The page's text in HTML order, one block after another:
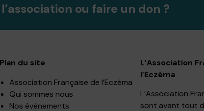
ou faire un don ?
Plan du site
Association Française de l’Eczéma
Qui sommes nous
Nos événements
L’Association
l’Eczéma
L’Association
sont avant tout